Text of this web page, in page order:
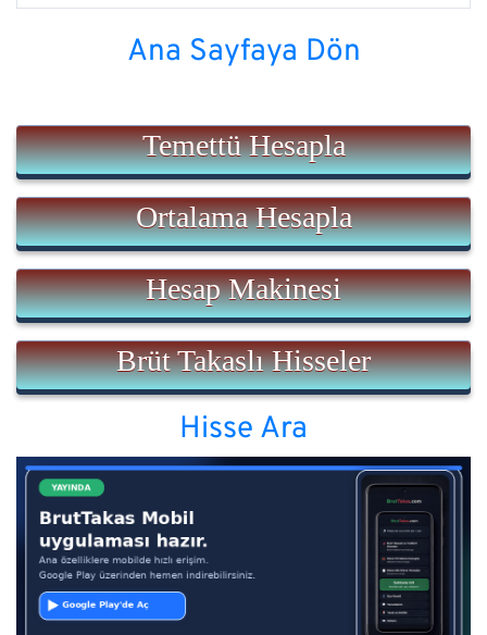
Ana Sayfaya Dön
Temettü Hesapla
Ortalama Hesapla
Hesap Makinesi
Brüt Takaslı Hisseler
Hisse Ara